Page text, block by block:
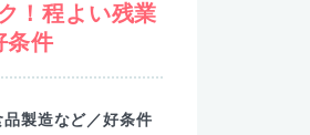
！程よい残業
条件
製造など／好条件